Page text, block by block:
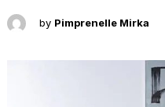
by Pimprenelle Mirka